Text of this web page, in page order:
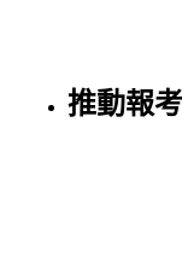
推動報